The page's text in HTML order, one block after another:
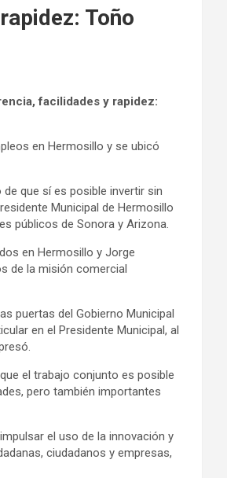
Toño
facilidades y rapidez:
en Hermosillo y se ubicó
que sí es posible invertir sin
Municipal de Hermosillo
públicos de Sonora y Arizona.
en Hermosillo y Jorge
de la misión comercial
puertas del Gobierno Municipal
en el Presidente Municipal, al
el trabajo conjunto es posible
pero también importantes
el uso de la innovación y
ciudadanos y empresas,